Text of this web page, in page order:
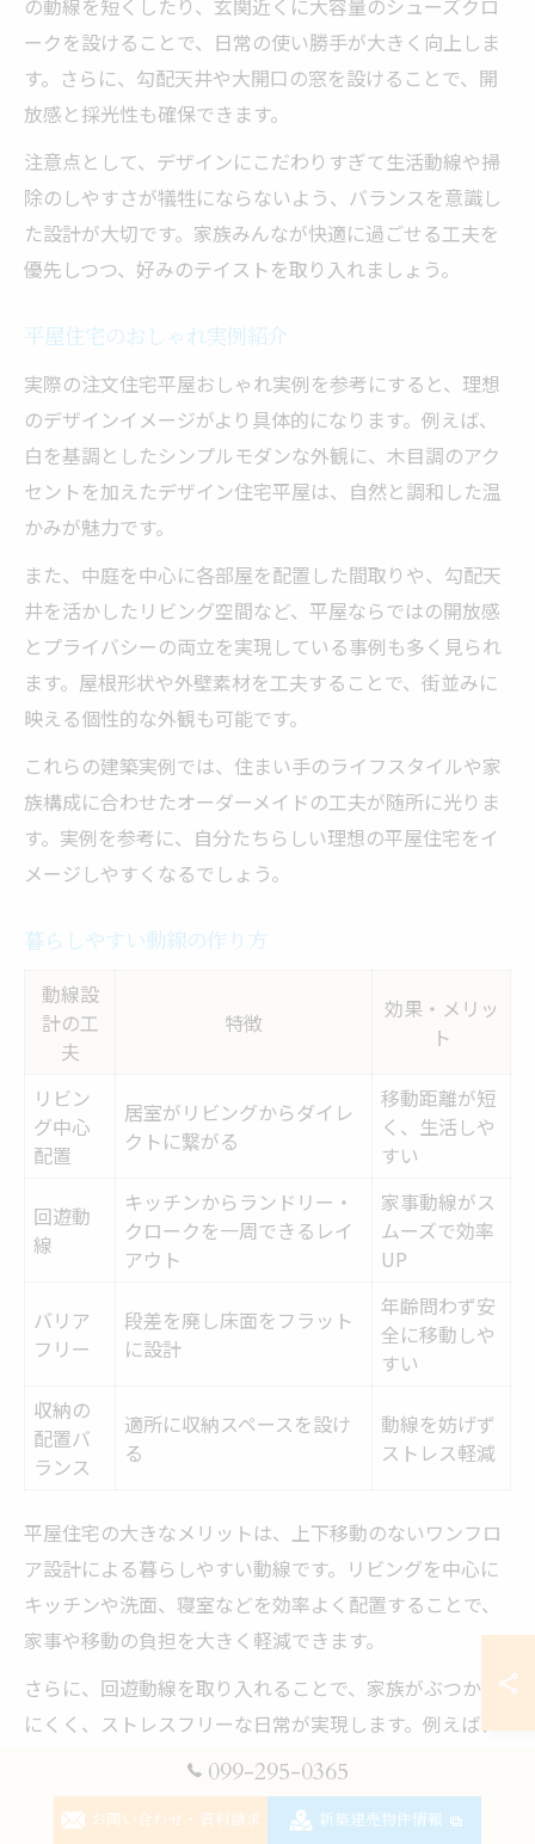
ークを設けることで、日常の使い勝手が大きく向上しま
す。さらに、勾配天井や大開口の窓を設けることで、開
放感と採光性も確保できます。
注意点として、デザインにこだわりすぎて生活動線や掃
除のしやすさが犠牲にならないよう、バランスを意識し
た設計が大切です。家族みんなが快適に過ごせる工夫を
優先しつつ、好みのテイストを取り入れましょう。
平屋住宅のおしゃれ実例紹介
実際の注文住宅平屋おしゃれ実例を参考にすると、理想
のデザインイメージがより具体的になります。例えば、
白を基調としたシンプルモダンな外観に、木目調のアク
セントを加えたデザイン住宅平屋は、自然と調和した温
かみが魅力です。
また、中庭を中心に各部屋を配置した間取りや、勾配天
井を活かしたリビング空間など、平屋ならではの開放感
とプライバシーの両立を実現している事例も多く見られ
ます。屋根形状や外壁素材を工夫することで、街並みに
映える個性的な外観も可能です。
これらの建築実例では、住まい手のライフスタイルや家
族構成に合わせたオーダーメイドの工夫が随所に光りま
す。実例を参考に、自分たちらしい理想の平屋住宅をイ
メージしやすくなるでしょう。
暮らしやすい動線の作り方
動線設
計の工
夫
特徴
効果・メリッ
ト
リビン
グ中心
配置
居室がリビングからダイレ
クトに繋がる
移動距離が短
く、生活しや
すい
回遊動
線
キッチンからランドリー・
クロークを一周できるレイ
アウト
家事動線がス
ムーズで効率
UP
バリア
フリー
段差を廃し床面をフラット
に設計
年齢問わず安
全に移動しや
すい
収納の
配置バ
ランス
適所に収納スペースを設け
る
動線を妨げず
ストレス軽減
平屋住宅の大きなメリットは、上下移動のないワンフロ
ア設計による暮らしやすい動線です。リビングを中心に
キッチンや洗面、寝室などを効率よく配置することで、
家事や移動の負担を大きく軽減できます。
さらに、回遊動線を取り入れることで、家族がぶつかり
にくく、ストレスフリーな日常が実現します。例えば、
キッチン・ランドリー・ファミリークロークを一周でき
る間取りや、玄関から各部屋へスムーズにアクセスでき
るレイアウトが人気です。バリアフリー設計も加えるこ
099-295-0365
お問い合わせ・資料請求 新築建売物件情報